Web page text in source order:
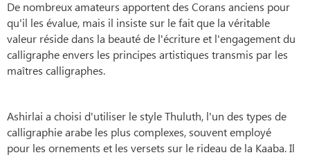
De nombreux amateurs apportent des Corans anciens pour
qu'il les évalue, mais il insiste sur le fait que la véritable
valeur réside dans la beauté de l'écriture et l'engagement du
calligraphe envers les principes artistiques transmis par les
maîtres calligraphes.
Ashirlai a choisi d'utiliser le style Thuluth, l'un des types de
calligraphie arabe les plus complexes, souvent employé
pour les ornements et les versets sur le rideau de la Kaaba. Il